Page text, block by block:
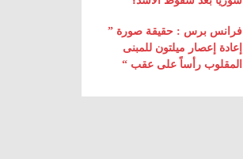
فرانس برس : حقيقة صورة ”
إعادة إعصار ميلتون للمبنى
المقلوب رأساً على عقب “